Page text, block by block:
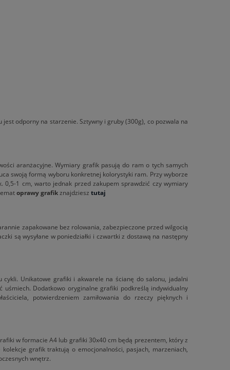
odporny na starzenie. Sztywny i gruby (300g), co pozwala na
aranżacyjne. Wymiary grafik pasują do ram o tych samych
swoją formą wyboru konkretnej kolorystyki ram. Przy wyborze
1 cm, warto jednak przed zakupem sprawdzić czy wymiary
oprawy grafikznajdziesz tutaj
zapakowane bez rolowania, zabezpieczone przed wilgocią
są wysyłane w poniedziałki i czwartki z dostawą na następny
Unikatowe grafiki i akwarele na ścianę do salonu, jadalni
Dodatkowo oryginalne grafiki podkreślą indywidualny
potwierdzeniem zamiłowania do rzeczy pięknych i
w formacie A4 lub grafiki 30x40 cm będą prezentem, który z
grafik traktują o emocjonalności, pasjach, marzeniach,
wnętrz.